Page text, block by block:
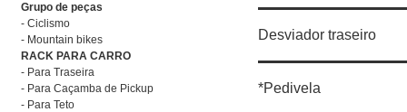
Grupo de peças
- Ciclismo
- Mountain bikes
RACK PARA CARRO
- Para Traseira
- Para Caçamba de Pickup
- Para Teto
Desviador traseiro
*Pedivela